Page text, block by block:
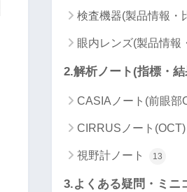
検査機器(製品情報・
眼内レンズ(製品情報
2.解析ノート(指標・
CASIAノート(前眼部
CIRRUSノート(OCT)
視野計ノート 13
3.よくある疑問・ミニ